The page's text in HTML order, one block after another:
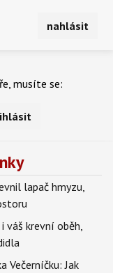
nahlásit
musíte se:
lapač hmyzu,
krevní oběh,
Večerníčku: Jak